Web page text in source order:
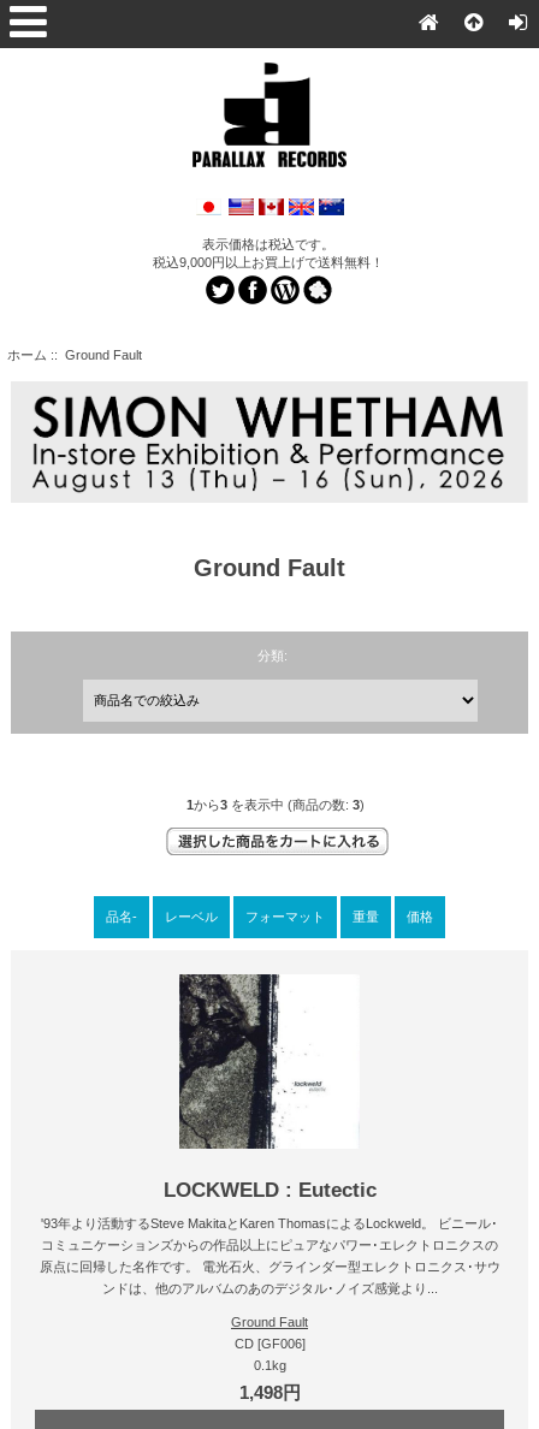
表示価格は税込です。
税込9,000円以上お買上げで送料無料！
ホーム :: Ground Fault
Ground Fault
分類:
1から3 を表示中 (商品の数: 3)
品名- レーベル フォーマット 重量 価格
LOCKWELD : Eutectic
'93年より活動するSteve MakitaとKaren ThomasによるLockweld。 ビニール･
コミュニケーションズからの作品以上にピュアなパワー･エレクトロニクスの
原点に回帰した名作です。 電光石火、グラインダー型エレクトロニクス･サウ
ンドは、他のアルバムのあのデジタル･ノイズ感覚より...
Ground Fault
CD [GF006]
0.1kg
1,498円